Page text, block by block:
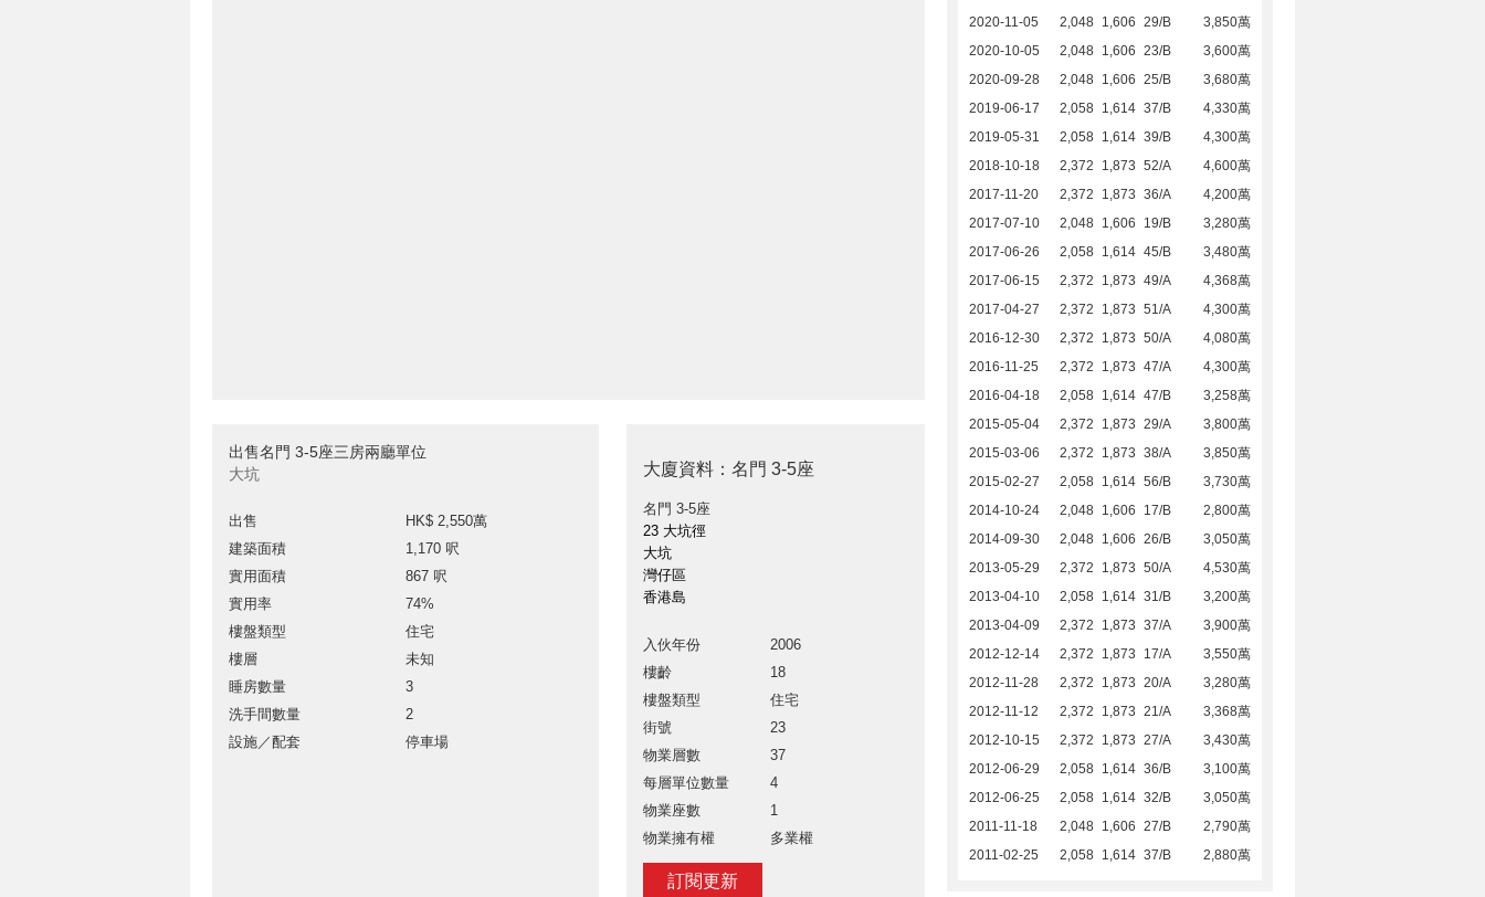
出售名門 3-5座三房兩廳單位
大坑
出售
HK$ 2,550萬
建築面積
1,170 呎
實用面積
867 呎
實用率
74%
樓盤類型
住宅
樓層
未知
睡房數量
3
洗手間數量
2
設施／配套
停車場
大廈資料：名門 3-5座
名門 3-5座
23 大坑徑
大坑
灣仔區
香港島
入伙年份
2006
樓齡
18
樓盤類型
住宅
街號
23
物業層數
37
每層單位數量
4
物業座數
1
物業擁有權
多業權
訂閱更新
2020-11-05
2,048 1,606 29/B
3,850萬
2020-10-05
2,048 1,606 23/B
3,600萬
2020-09-28
2,048 1,606 25/B
3,680萬
2019-06-17
2,058 1,614 37/B
4,330萬
2019-05-31
2,058 1,614 39/B
4,300萬
2018-10-18
2,372 1,873 52/A
4,600萬
2017-11-20
2,372 1,873 36/A
4,200萬
2017-07-10
2,048 1,606 19/B
3,280萬
2017-06-26
2,058 1,614 45/B
3,480萬
2017-06-15
2,372 1,873 49/A
4,368萬
2017-04-27
2,372 1,873 51/A
4,300萬
2016-12-30
2,372 1,873 50/A
4,080萬
2016-11-25
2,372 1,873 47/A
4,300萬
2016-04-18
2,058 1,614 47/B
3,258萬
2015-05-04
2,372 1,873 29/A
3,800萬
2015-03-06
2,372 1,873 38/A
3,850萬
2015-02-27
2,058 1,614 56/B
3,730萬
2014-10-24
2,048 1,606 17/B
2,800萬
2014-09-30
2,048 1,606 26/B
3,050萬
2013-05-29
2,372 1,873 50/A
4,530萬
2013-04-10
2,058 1,614 31/B
3,200萬
2013-04-09
2,372 1,873 37/A
3,900萬
2012-12-14
2,372 1,873 17/A
3,550萬
2012-11-28
2,372 1,873 20/A
3,280萬
2012-11-12
2,372 1,873 21/A
3,368萬
2012-10-15
2,372 1,873 27/A
3,430萬
2012-06-29
2,058 1,614 36/B
3,100萬
2012-06-25
2,058 1,614 32/B
3,050萬
2011-11-18
2,048 1,606 27/B
2,790萬
2011-02-25
2,058 1,614 37/B 2,880萬